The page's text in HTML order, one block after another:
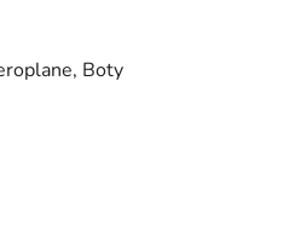
Boty